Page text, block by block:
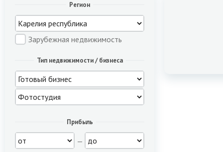
Регион
Зарубежная недвижимость
Тип недвижимости / бизнеса
Прибыль
—